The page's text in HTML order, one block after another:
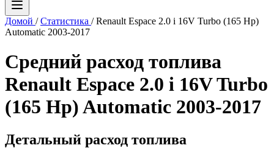
Домой / Статистика / Renault Espace 2.0 i 16V Turbo (165 Hp)
Automatic 2003-2017
Средний расход топлива
Renault Espace 2.0 i 16V Turbo
(165 Hp) Automatic 2003-2017
Детальный расход топлива